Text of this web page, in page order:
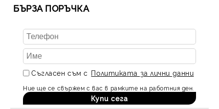
БЪРЗА ПОРЪЧКА
Съгласен съм с Политиката за лични данни
Ние ще се свържем с вас в рамките на работния ден.